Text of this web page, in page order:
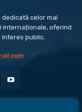
dedicată celor mai
internaționale, oferind
public.